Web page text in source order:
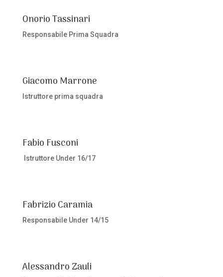
Onorio Tassinari
Responsabile Prima Squadra
Giacomo Marrone
Istruttore prima squadra
Fabio Fusconi
Istruttore Under 16/17
Fabrizio Caramia
Responsabile Under 14/15
Alessandro Zauli